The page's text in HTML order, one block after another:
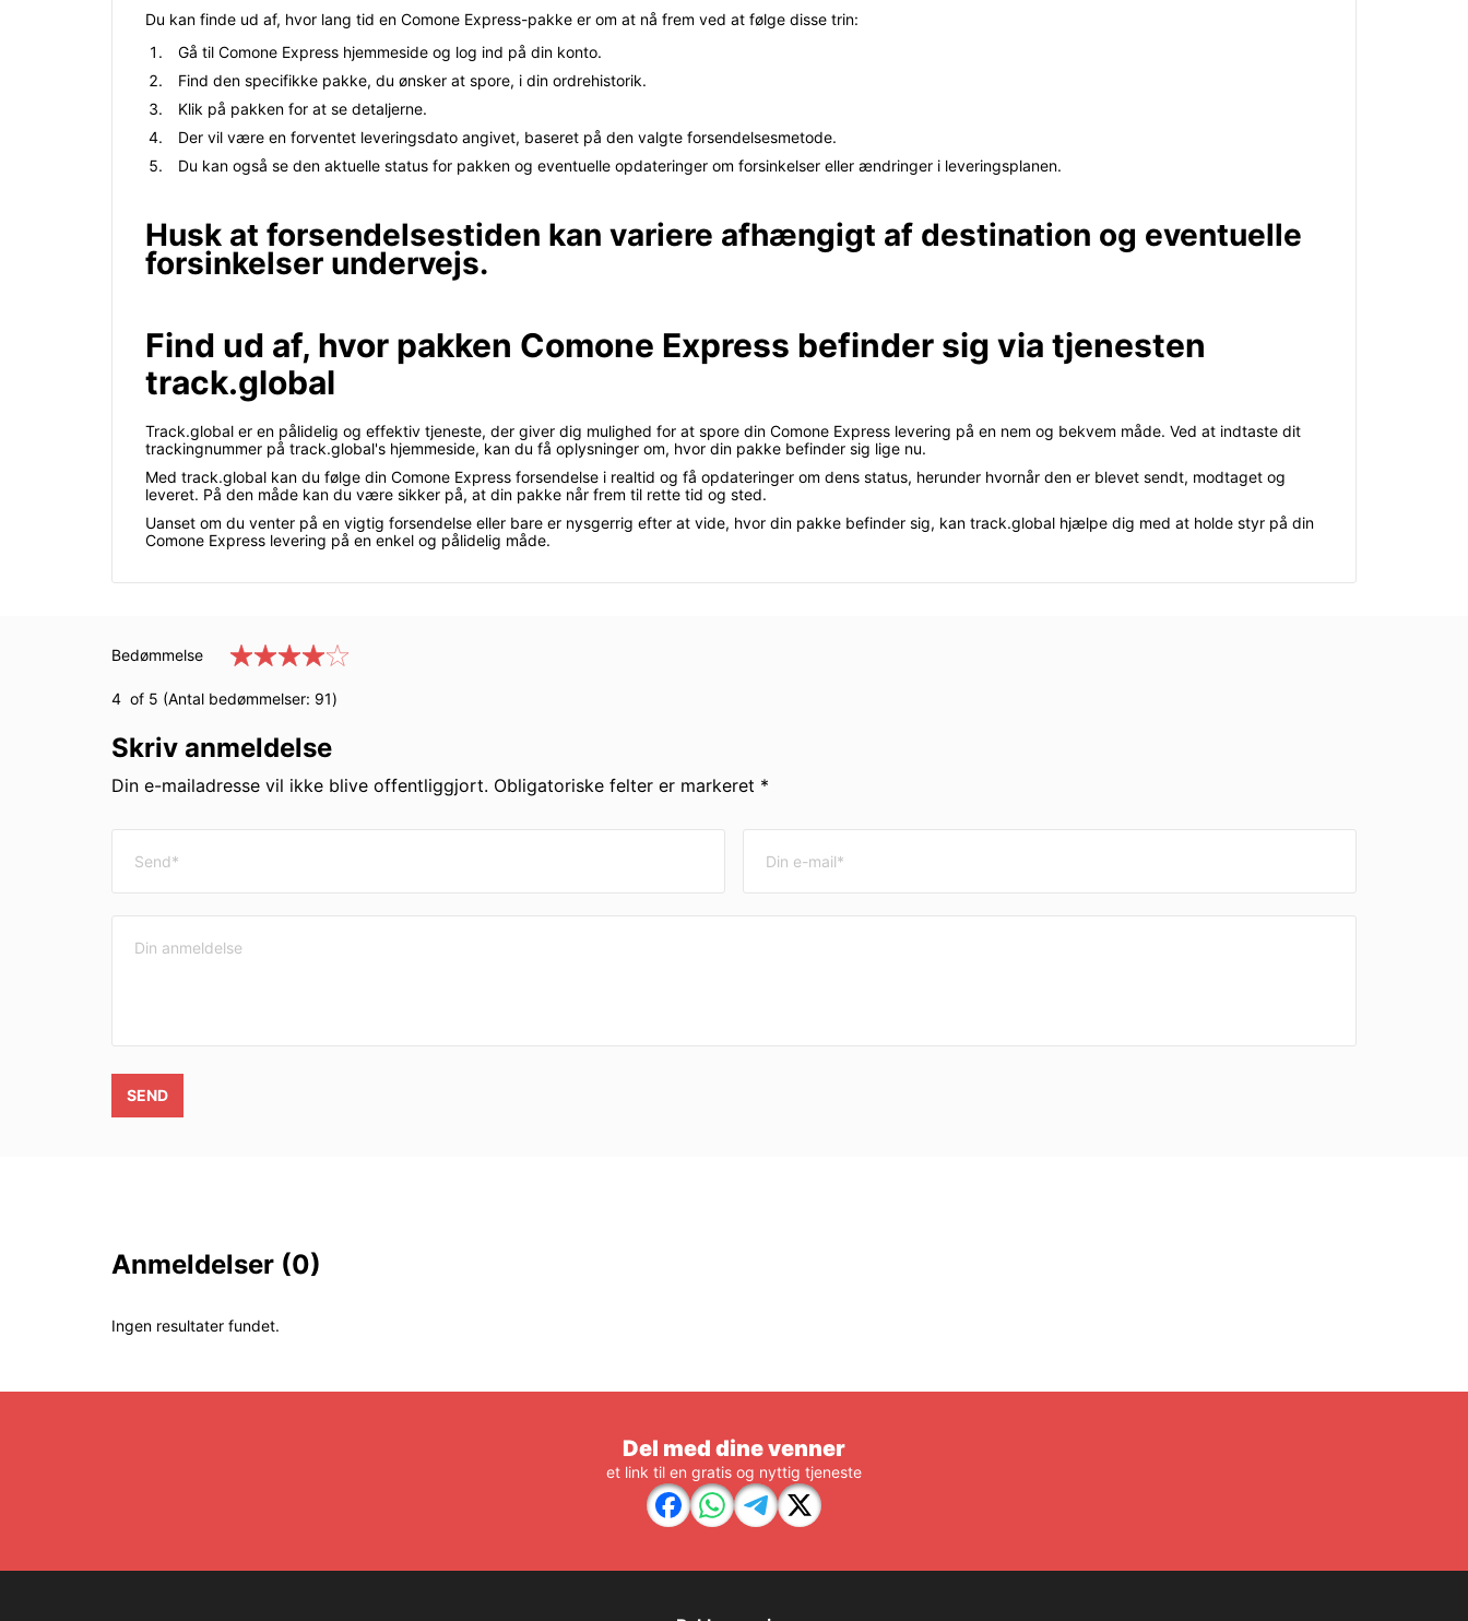
Du kan finde ud af, hvor lang tid en Comone Express-pakke er om at nå frem ved at følge disse trin:
Gå til Comone Express hjemmeside og log ind på din konto.
Find den specifikke pakke, du ønsker at spore, i din ordrehistorik.
Klik på pakken for at se detaljerne.
Der vil være en forventet leveringsdato angivet, baseret på den valgte forsendelsesmetode.
Du kan også se den aktuelle status for pakken og eventuelle opdateringer om forsinkelser eller ændringer i leveringsplanen.
Husk at forsendelsestiden kan variere afhængigt af destination og eventuelle
forsinkelser undervejs.
Find ud af, hvor pakken Comone Express befinder sig via tjenesten
track.global
Track.global er en pålidelig og effektiv tjeneste, der giver dig mulighed for at spore din Comone Express levering på en nem og bekvem måde. Ved at indtaste dit
trackingnummer på track.global's hjemmeside, kan du få oplysninger om, hvor din pakke befinder sig lige nu.
Med track.global kan du følge din Comone Express forsendelse i realtid og få opdateringer om dens status, herunder hvornår den er blevet sendt, modtaget og
leveret. På den måde kan du være sikker på, at din pakke når frem til rette tid og sted.
Uanset om du venter på en vigtig forsendelse eller bare er nysgerrig efter at vide, hvor din pakke befinder sig, kan track.global hjælpe dig med at holde styr på din
Comone Express levering på en enkel og pålidelig måde.
Bedømmelse
4 of 5 (Antal bedømmelser: 91)
Skriv anmeldelse
Din e-mailadresse vil ikke blive offentliggjort. Obligatoriske felter er markeret *
SEND
Anmeldelser (0)
Ingen resultater fundet.
Del med dine venner
et link til en gratis og nyttig tjeneste